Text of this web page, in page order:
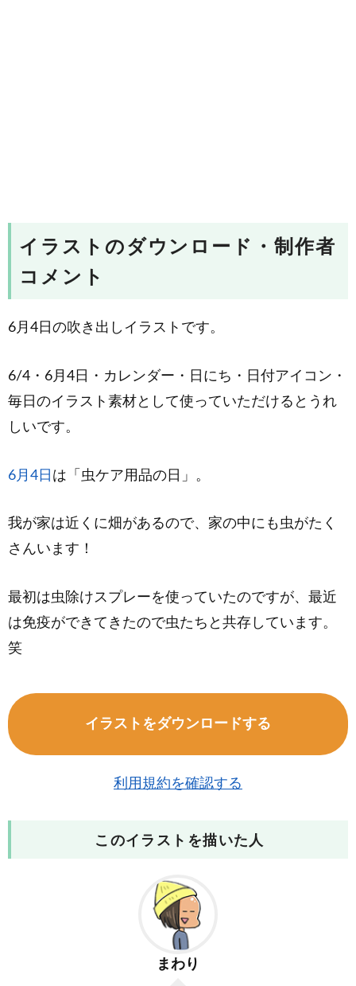
イラストのダウンロード・制作者
コメント
6月4日の吹き出しイラストです。
6/4・6月4日・カレンダー・日にち・日付アイコン・
毎日のイラスト素材として使っていただけるとうれ
しいです。
6月4日 は「虫ケア用品の日」。
我が家は近くに畑があるので、家の中にも虫がたく
さんいます！
最初は虫除けスプレーを使っていたのですが、最近
は免疫ができてきたので虫たちと共存しています。
笑
イラストをダウンロードする
利用規約を確認する
このイラストを描いた人
まわり